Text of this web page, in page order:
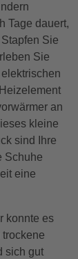
Tage dauert,
Sie
Sie
an
kleine
sind Ihre
Schuhe
eine
konnte es
sich gut